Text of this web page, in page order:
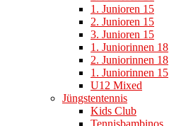
1. Junioren 15
2. Junioren 15
3. Junioren 15
1. Juniorinnen 18
2. Juniorinnen 18
1. Juniorinnen 15
U12 Mixed
Jüngstentennis
Kids Club